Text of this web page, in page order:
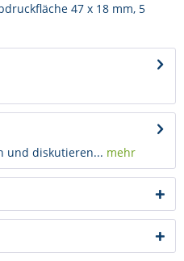
47 x 18 mm, 5
und diskutieren... mehr